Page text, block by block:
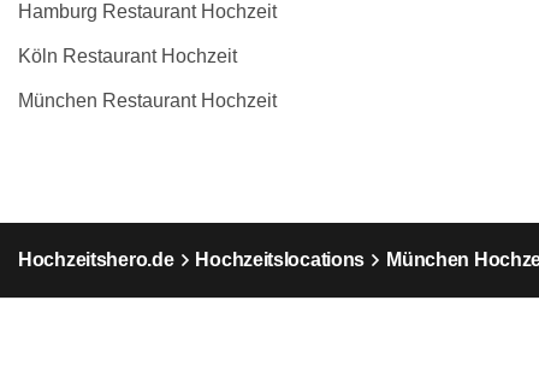
Hamburg Restaurant Hochzeit
Köln Restaurant Hochzeit
München Restaurant Hochzeit
Hochzeitshero.de Hochzeitslocations München